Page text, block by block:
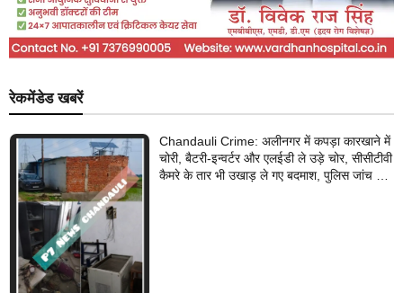
रेकमेंडेड खबरें
Chandauli Crime: अलीनगर में कपड़ा कारखाने में
चोरी, बैटरी-इन्वर्टर और एलईडी ले उड़े चोर, सीसीटीवी
कैमरे के तार भी उखाड़ ले गए बदमाश, पुलिस जांच में